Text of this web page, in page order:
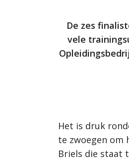
De zes
vele
Het is druk
te zwoegen om
Briels die staat